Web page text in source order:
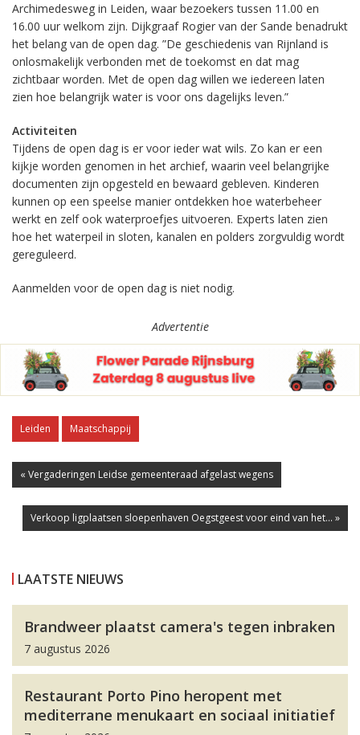
Archimedesweg in Leiden, waar bezoekers tussen 11.00 en
16.00 uur welkom zijn. Dijkgraaf Rogier van der Sande benadrukt
het belang van de open dag. ”De geschiedenis van Rijnland is
onlosmakelijk verbonden met de toekomst en dat mag
zichtbaar worden. Met de open dag willen we iedereen laten
zien hoe belangrijk water is voor ons dagelijks leven.”
Activiteiten
Tijdens de open dag is er voor ieder wat wils. Zo kan er een
kijkje worden genomen in het archief, waarin veel belangrijke
documenten zijn opgesteld en bewaard gebleven. Kinderen
kunnen op een speelse manier ontdekken hoe waterbeheer
werkt en zelf ook waterproefjes uitvoeren. Experts laten zien
hoe het waterpeil in sloten, kanalen en polders zorgvuldig wordt
gereguleerd.
Aanmelden voor de open dag is niet nodig.
Advertentie
Leiden Maatschappij
« Vergaderingen Leidse gemeenteraad afgelast wegens
Verkoop ligplaatsen sloepenhaven Oegstgeest voor eind van het... »
LAATSTE NIEUWS
Brandweer plaatst camera's tegen inbraken
7 augustus 2026
Restaurant Porto Pino heropent met
mediterrane menukaart en sociaal initiatief